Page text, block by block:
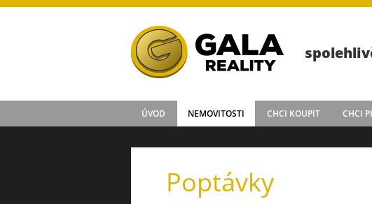
ÚVOD NEMOVITOSTI CHCI KOUPIT CHCI
Poptávky